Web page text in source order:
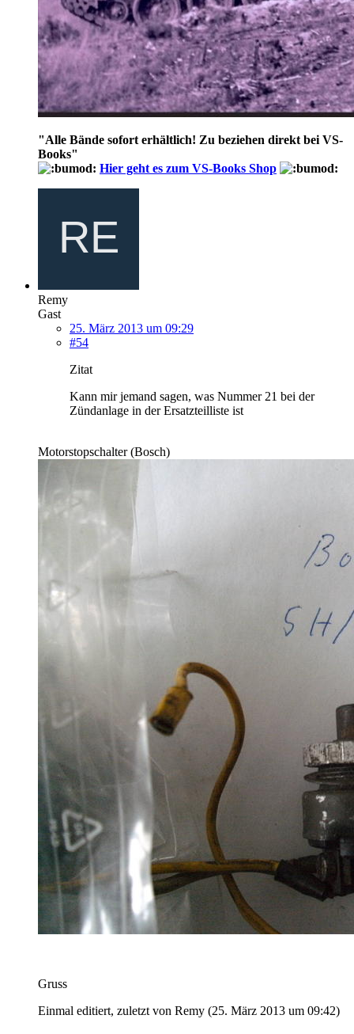
"Alle Bände sofort erhältlich! Zu beziehen direkt bei VS-
Books"
Hier geht es zum VS-Books Shop
Remy
Gast
25. März 2013 um 09:29
#54
Zitat
Kann mir jemand sagen, was Nummer 21 bei der
Zündanlage in der Ersatzteilliste ist
Motorstopschalter (Bosch)
Gruss
Einmal editiert, zuletzt von Remy (25. März 2013 um 09:42)